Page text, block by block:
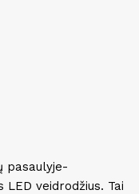
pasaulyje-
veidrodžius. Tai